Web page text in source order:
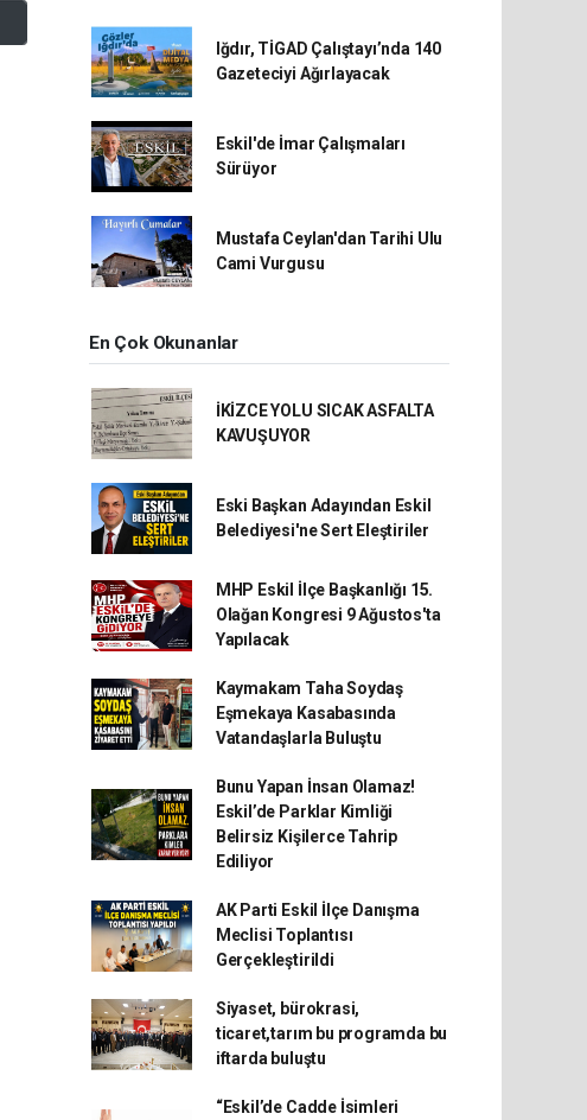
Iğdır, TİGAD Çalıştayı’nda 140
Gazeteciyi Ağırlayacak
Eskil'de İmar Çalışmaları
Sürüyor
Mustafa Ceylan'dan Tarihi Ulu
Cami Vurgusu
En Çok Okunanlar
İKİZCE YOLU SICAK ASFALTA
KAVUŞUYOR
Eski Başkan Adayından Eskil
Belediyesi'ne Sert Eleştiriler
MHP Eskil İlçe Başkanlığı 15.
Olağan Kongresi 9 Ağustos'ta
Yapılacak
Kaymakam Taha Soydaş
Eşmekaya Kasabasında
Vatandaşlarla Buluştu
Bunu Yapan İnsan Olamaz!
Eskil’de Parklar Kimliği
Belirsiz Kişilerce Tahrip
Ediliyor
AK Parti Eskil İlçe Danışma
Meclisi Toplantısı
Gerçekleştirildi
Siyaset, bürokrasi,
ticaret,tarım bu programda bu
iftarda buluştu
“Eskil’de Cadde İsimleri